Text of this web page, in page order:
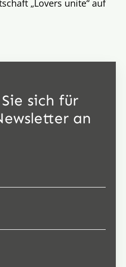
„Lovers unite“ auf
sich für
an